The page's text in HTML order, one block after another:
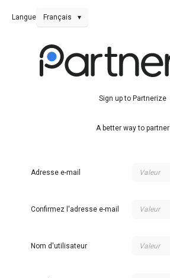
Langue Français ▾
Sign up to Partnerize
A better way to partner
Adresse e-mail
Confirmez l'adresse e-mail
Nom d'utilisateur